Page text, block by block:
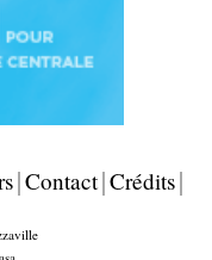
Contact Crédits